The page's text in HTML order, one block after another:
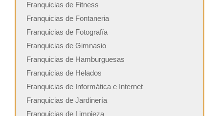
Franquicias de Fitness
Franquicias de Fontaneria
Franquicias de Fotografía
Franquicias de Gimnasio
Franquicias de Hamburguesas
Franquicias de Helados
Franquicias de Informática e Internet
Franquicias de Jardinería
Franquicias de Limpieza